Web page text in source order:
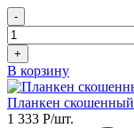
-
+
В корзину
Планкен скошенный
1 333 Р/шт.